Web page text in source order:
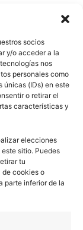
socios
y/o acceder a la
nos
personales como
únicas (IDs) en este
o retirar el
características y
elecciones
sitio. Puedes
tu
de cookies o
parte inferior de la